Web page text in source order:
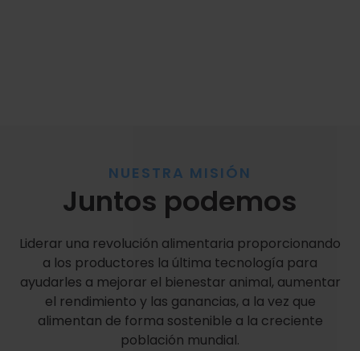
NUESTRA MISIÓN
Juntos podemos
Liderar una revolución alimentaria proporcionando
a los productores la última tecnología para
ayudarles a mejorar el bienestar animal, aumentar
el rendimiento y las ganancias, a la vez que
alimentan de forma sostenible a la creciente
población mundial.